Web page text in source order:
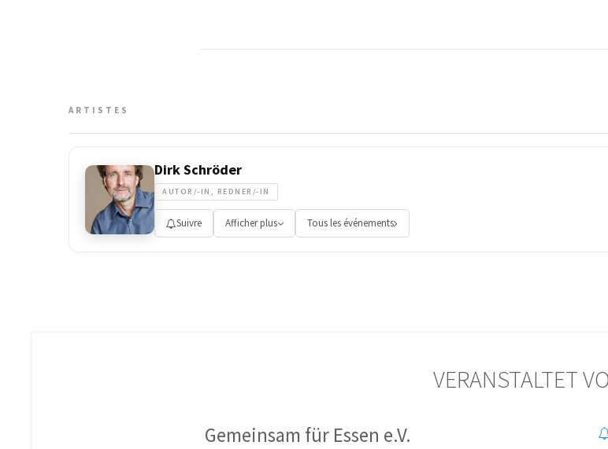
ARTISTES
Dirk Schröder
AUTOR/-IN, REDNER/-IN
Suivre Afficher plus Tous les événements
VERANSTALTET
Gemeinsam für Essen e.V.